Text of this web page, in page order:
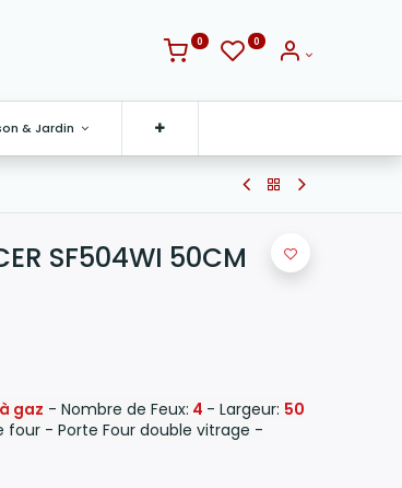
0 0
& Jardin
SF504WI 50CM
à gaz - Nombre de Feux: 4 - Largeur: 50
four - Porte Four double vitrage -